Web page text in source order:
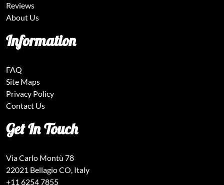
Reviews
About Us
Information
FAQ
Site Maps
Privacy Policy
Contact Us
Get In Touch
Via Carlo Montù 78
22021 Bellagio CO, Italy
+11 6254 7855